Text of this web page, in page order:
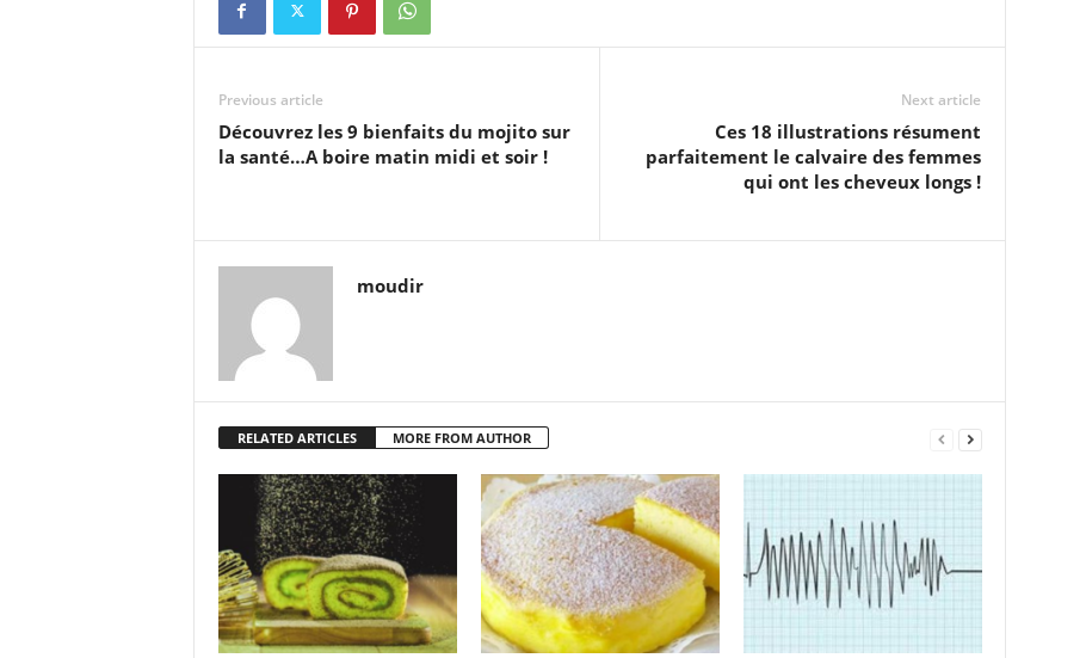
Previous article
Découvrez les 9 bienfaits du mojito sur
la santé…A boire matin midi et soir !
Next article
Ces 18 illustrations résument
parfaitement le calvaire des femmes
qui ont les cheveux longs !
moudir
RELATED ARTICLES MORE FROM AUTHOR